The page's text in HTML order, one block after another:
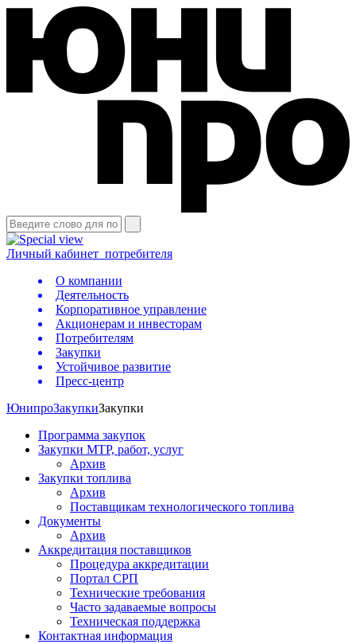
Личный кабинет потребителя
О компании
Деятельность
Корпоративное управление
Акционерам и инвесторам
Потребителям
Закупки
Устойчивое развитие
Пресс-центр
ЮнипроЗакупкиЗакупки
Программа закупок
Закупки МТР, работ, услуг
Архив
Закупки топлива
Архив
Поставщикам технологического топлива
Документы
Архив
Аккредитация поставщиков
Процедура аккредитации
Портал СРП
Технические требования
Часто задаваемые вопросы
Техническая поддержка
Контактная информация